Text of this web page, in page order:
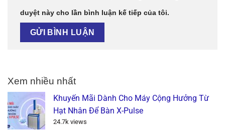
duyệt này cho lần bình luận kế tiếp của tôi.
Xem nhiều nhất
Khuyến Mãi Dành Cho Máy Cộng Hưởng Từ
Hạt Nhân Để Bàn X-Pulse
24.7k views